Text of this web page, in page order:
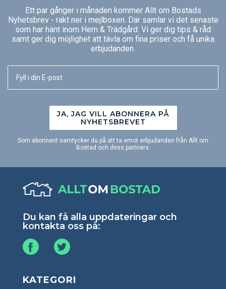
Ett par gånger i månaden kommer Allt om Bostads
Nyhetsbrev - rakt ner i mejlboxen. Där samlar vi det senaste
som har hänt inom Hem & Trädgård. Vi ger dig tips & råd
samt ger dig möjlighet att tävla om fina priser och få unika
erbjudanden.
JA, JAG VILL ABONNERA PÅ
NYHETSBREVET
Som abonnent samtycker du på att ta emot erbjudanden från Allt om
Bostad och dess partners.
Du kan få alla uppdateringar och
kontakta oss på:
KATEGORI